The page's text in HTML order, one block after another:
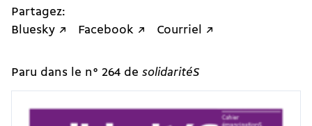
Partagez:
Bluesky ↗
Facebook ↗ Courriel ↗
Paru dans le n° 264 de solidaritéS